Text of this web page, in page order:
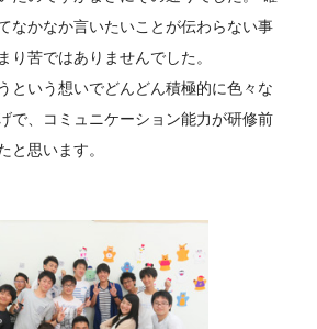
なかなか言いたいことが伝わらない事
り苦ではありませんでした。
という想いでどんどん積極的に色々な
で、コミュニケーション能力が研修前
と思います。